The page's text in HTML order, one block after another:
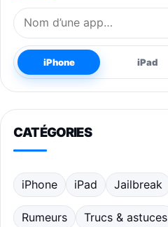
Nom de l’application
iPhone iPad
CATÉGORIES
iPhone iPad Jailbreak
Rumeurs Trucs & astuces